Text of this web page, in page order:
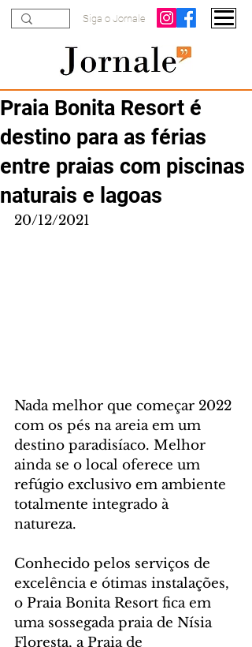
Siga o Jornale
Praia Bonita Resort é
destino para as férias
entre praias com piscinas
naturais e lagoas
20/12/2021
Nada melhor que começar 2022
com os pés na areia em um
destino paradisíaco. Melhor
ainda se o local oferece um
refúgio exclusivo em ambiente
totalmente integrado à
natureza.
Conhecido pelos serviços de
excelência e ótimas instalações,
o Praia Bonita Resort fica em
uma sossegada praia de Nísia
Floresta, a Praia de